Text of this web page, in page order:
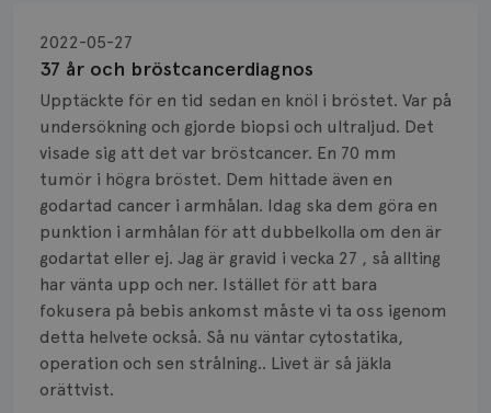
37 år och bröstcancerdiagnos
2022-05-27
Upptäckte för en tid sedan en knöl i bröstet. Var på
undersökning och gjorde biopsi och ultraljud. Det
visade sig att det var bröstcancer. En 70 mm
tumör i högra bröstet. Dem hittade även en
godartad cancer i armhålan. Idag ska dem göra en
punktion i armhålan för att dubbelkolla om den är
godartat eller ej. Jag är gravid i vecka 27 , så allting
har vänta upp och ner. Istället för att bara
fokusera på bebis ankomst måste vi ta oss igenom
detta helvete också. Så nu väntar cytostatika,
operation och sen strålning.. Livet är så jäkla
orättvist.
Biopsi
Biverkningar
Bröstvårta
Knöl
Läkemedel
Typ av bröstcancer
Smärta
Prognos